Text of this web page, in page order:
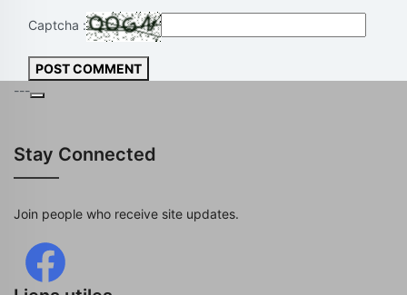
Captcha :
POST COMMENT
---
Stay Connected
Join people who receive site updates.